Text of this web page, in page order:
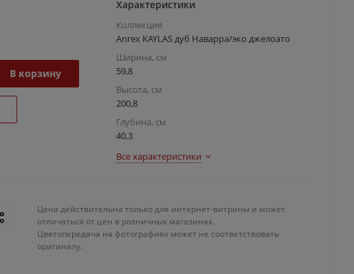
В корзину
Характеристики
Коллекция
Anrex KAYLAS дуб Наварра/эко джелоато
Ширина, см
59,8
Высота, см
200,8
Глубина, см
40,3
Все характеристики
Цена действительна только для интернет-витрины и может
отличаться от цен в розничных магазинах.
Цветопередача на фотографиях может не соответствовать
оригиналу.